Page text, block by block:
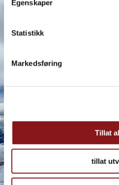
Egenskaper
Statistikk
Markedsføring
Tillat
tillat